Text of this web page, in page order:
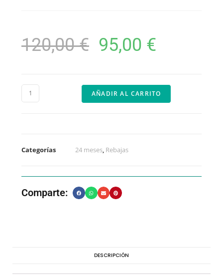
120,00€ 95,00 €
AÑADIR AL CARRITO
Categorías 24 meses Rebajas
Comparte:
DESCRIPCIÓN